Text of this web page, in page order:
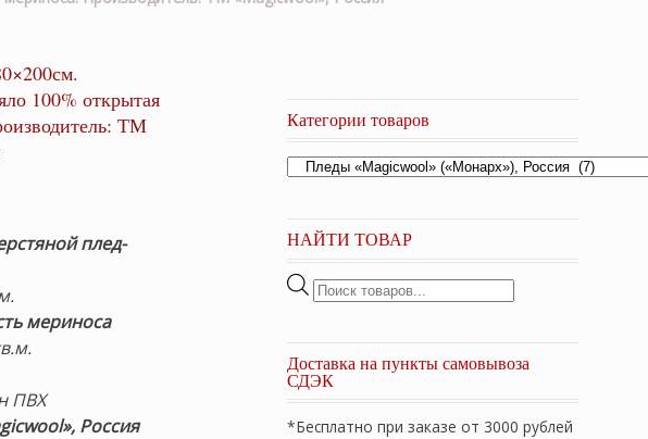
100% открытая
ТМ
плед-
мериноса
ПВХ
Россия
Категории товаров
НАЙТИ ТОВАР
Поиск
Доставка на пункты самовывоза
СДЭК
*Бесплатно при заказе от 3000 рублей